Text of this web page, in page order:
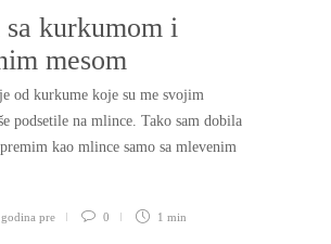
kurkumom i
mesom
od kurkume koje su me svojim
podsetile na mlince. Tako sam dobila
kao mlince samo sa mlevenim
pre 0 1 min